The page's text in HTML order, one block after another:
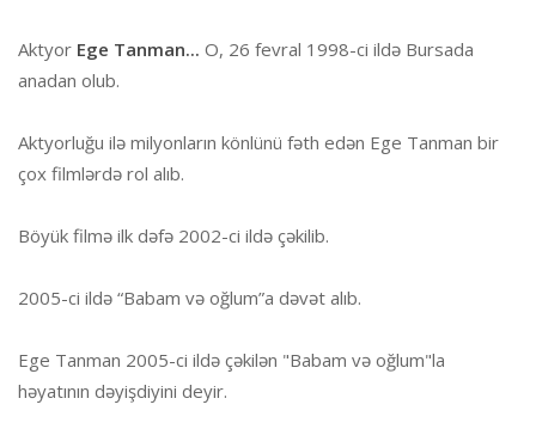
Aktyor Ege Tanman... O, 26 fevral 1998-ci ildə Bursada
anadan olub.
Aktyorluğu ilə milyonların könlünü fəth edən Ege Tanman bir
çox filmlərdə rol alıb.
Böyük filmə ilk dəfə 2002-ci ildə çəkilib.
2005-ci ildə “Babam və oğlum”a dəvət alıb.
Ege Tanman 2005-ci ildə çəkilən "Babam və oğlum"la
həyatının dəyişdiyini deyir.